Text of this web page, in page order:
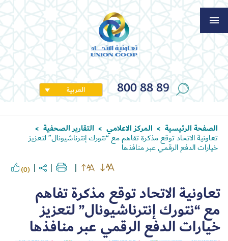
800 88 89 العربية
الصفحة الرئيسية > المركز الاعلامي > التقارير الصحفية >
تعاونية الاتحاد توقع مذكرة تفاهم مع “نتورك إنترناشيونال” لتعزيز
خيارات الدفع الرقمي عبر منافذها
(0)
تعاونية الاتحاد توقع مذكرة تفاهم
مع “نتورك إنترناشيونال” لتعزيز
خيارات الدفع الرقمي عبر منافذها